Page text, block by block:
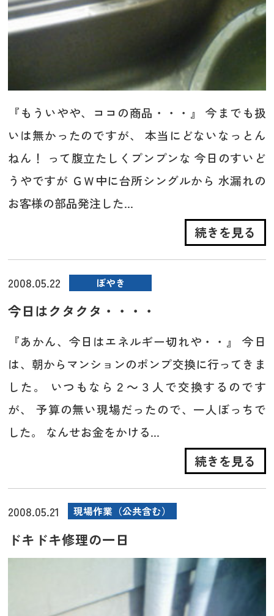
『もういやや、ココの商品・・・』 今までも扱
いは無かったのですが、 本当にどないなっとん
ねん！ って腹立たしくプンプンな 今日のすいど
うやですが ＧＷ中に台所シングルから 水漏れの
お客様の部品発注した...
続きを見る
2008.05.22 ぼやき
今日はクタクタ・・・・
『あかん、今日はエネルギー切れや・・』 今日
は、朝からマンションのポンプ交換に行ってきま
した。 いつもなら２～３人で交換するのです
が、 予算の無い現場だったので、一人ぼっちで
した。 なんせお金をかける...
続きを見る
2008.05.21 現場作業（公共含む）
ドキドキ修理の一日